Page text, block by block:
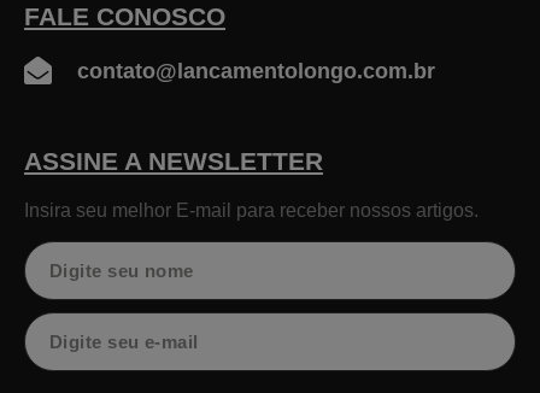
FALE CONOSCO
contato@lancamentolongo.com.br
ASSINE A NEWSLETTER
Insira seu melhor E-mail para receber nossos artigos.
Nome
Email